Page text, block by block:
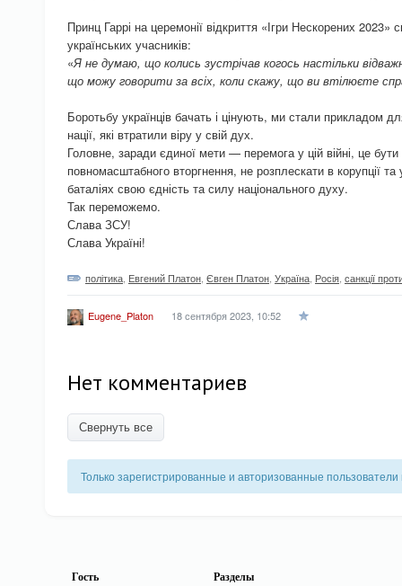
Принц Гаррі на церемонії відкриття «Ігри Нескорених
українських учасників:
«Я не думаю, що колись зустрічав когось настільки
що можу говорити за всіх, коли скажу, що ви втілюєте
Боротьбу українців бачать і цінують, ми стали прикладом
нації, які втратили віру у свій дух.
Головне, заради єдиної мети — перемога у цій війні, це бути
повномасштабного вторгнення, не розплескати в корупції
баталіях свою єдність та силу національного духу.
Так переможемо.
Слава ЗСУ!
Слава Україні!
політика Евгений Платон Євген Платон Україна Росія санкції
Eugene_Platon 18 сентября 2023, 10:52
Нет комментариев
Свернуть все
Только зарегистрированные и авторизованные
Гость Разделы